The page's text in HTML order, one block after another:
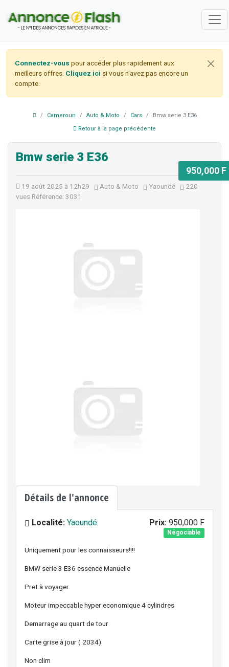
Connectez-vous pour accéder plus rapidement aux
meilleurs offres. Cliquez ici si vous n'avez pas encore un
compte.
Cameroun Auto & Moto Cars
Bmw serie 3 E36
Retour à la page précédente
Bmw serie 3 E36
19 août 2025 à 12h29 Auto & Moto Yaoundé
220
vues Référence: 3031
950,000 F
Détails de l'annonce
Localité: Yaoundé Prix: 950,000 F
Négociable
Uniquement pour les connaisseurs!!!!
BMW serie 3 E36 essence Manuelle
Pret à voyager
Moteur impeccable hyper economique 4 cylindres
Demarrage au quart de tour
Carte grise à jour ( 2034)
Non clim